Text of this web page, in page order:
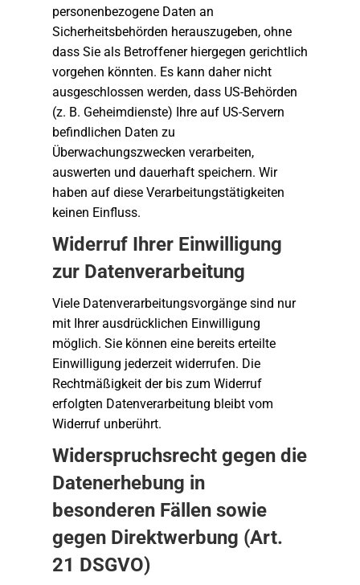
personenbezogene Daten an
Sicherheitsbehörden herauszugeben, ohne
dass Sie als Betroffener hiergegen gerichtlich
vorgehen könnten. Es kann daher nicht
ausgeschlossen werden, dass US-Behörden
(z. B. Geheimdienste) Ihre auf US-Servern
befindlichen Daten zu
Überwachungszwecken verarbeiten,
auswerten und dauerhaft speichern. Wir
haben auf diese Verarbeitungstätigkeiten
keinen Einfluss.
Widerruf Ihrer Einwilligung
zur Datenverarbeitung
Viele Datenverarbeitungsvorgänge sind nur
mit Ihrer ausdrücklichen Einwilligung
möglich. Sie können eine bereits erteilte
Einwilligung jederzeit widerrufen. Die
Rechtmäßigkeit der bis zum Widerruf
erfolgten Datenverarbeitung bleibt vom
Widerruf unberührt.
Widerspruchsrecht gegen die
Datenerhebung in
besonderen Fällen sowie
gegen Direktwerbung (Art.
21 DSGVO)